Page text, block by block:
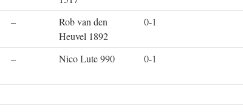
–
Rob van den
Heuvel 1892
0-1
– Nico Lute 990 0-1